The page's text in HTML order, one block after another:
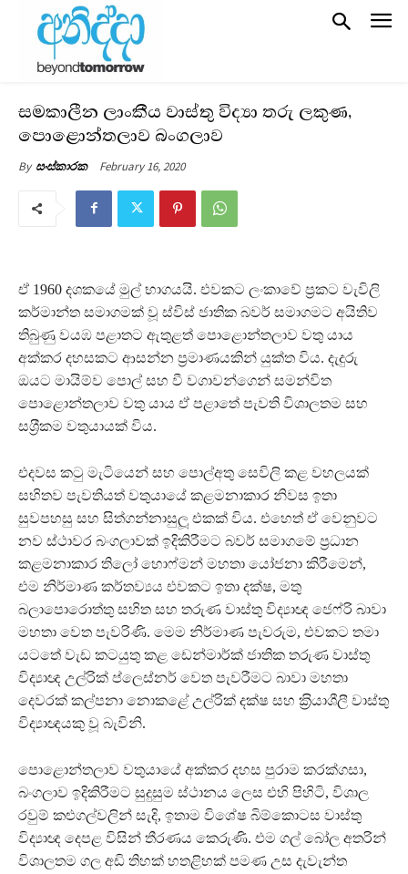
සමකාලීන ලාංකීය වාස්තු විද්‍යා තරු ලකුණ,
පොළොන්තලාව බංගලාව
By සංස්කාරක February 16, 2020
ඒ 1960 දශකයේ මුල් භාගයයි. එවකට ලංකාවේ ප‍්‍රකට වැවිලි
කර්මාන්ත සමාගමක් වූ ස්විස් ජාතික බවර් සමාගමට අයිතිව
තිබුණු වයඹ පළාතට ඇතුළත් පොළොන්තලාව වතු යාය
අක්කර දහසකට ආසන්න ප‍්‍රමාණයකින් යුක්ත විය. දැදුරු
ඔයට මායිම්ව පොල් සහ වී වගාවන්ගෙන් සමන්විත
පොළොන්තලාව වතු යාය ඒ පළාතේ පැවති විශාලතම සහ
සශ‍්‍රීකම වතුයායක් විය.
එදවස කටු මැටියෙන් සහ පොල්අතු සෙවිලි කළ වහලයක්
සහිතව පැවතියත් වතුයායේ කළමනාකාර නිවස ඉතා
සුවපහසු සහ සිත්ගන්නාසුලූ එකක් විය. එහෙත් ඒ වෙනුවට
නව ස්ථාවර බංගලාවක් ඉදිකිරීමට බවර් සමාගමේ ප‍්‍රධාන
කළමනාකාර තිලෝ හොෆ්මන් මහතා යෝජනා කිරීමෙන්,
එම නිර්මාණ කර්තව්‍යය එවකට ඉතා දක්ෂ, මතු
බලාපොරොත්තු සහිත සහ තරුණ වාස්තු විද්‍යාඥ ජෙෆ්රි බාවා
මහතා වෙත පැවරිණි. මෙම නිර්මාණ පැවරුම, එවකට තමා
යටතේ වැඩ කටයුතු කළ ඩෙන්මාර්ක් ජාතික තරුණ වාස්තු
විද්‍යාඥ උල්රික් ප්ලෙස්නර් වෙත පැවරීමට බාවා මහතා
දෙවරක් කල්පනා නොකළේ උල්රික් දක්ෂ සහ ක‍්‍රියාශීලී වාස්තු
විද්‍යාඥයකු වූ බැවිනි.
පොළොන්තලාව වතුයායේ අක්කර දහස පුරාම කරක්ගසා,
බංගලාව ඉදිකිරීමට සුදුසුම ස්ථානය ලෙස එහි පිහිටි, විශාල
රවුම් කළුගල්වලින් සැදි, ඉතාම විශේෂ බිම්කොටස වාස්තු
විද්‍යාඥ දෙපළ විසින් තීරණය කෙරුණි. එම ගල් බෝල අතරින්
විශාලතම ගල අඩි තිහක් හතළිහක් පමණ උස දැවැන්ත